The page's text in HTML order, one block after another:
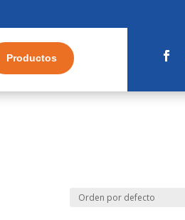
Productos